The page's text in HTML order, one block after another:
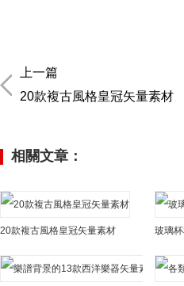
上一篇
20款複古風格皇冠矢量素材
相關文章：
20款複古風格皇冠矢量素材 玻璃